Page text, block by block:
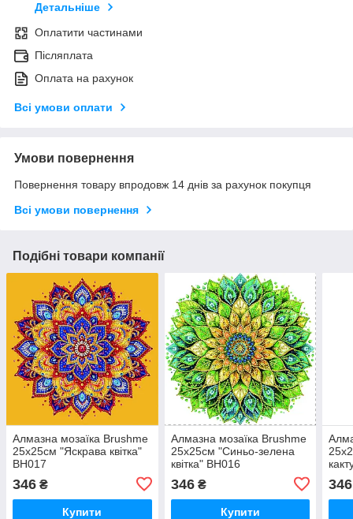
Детальніше
Оплатити частинами
Післяплата
Оплата на рахунок
Всі умови оплати
Умови повернення
Повернення товару впродовж 14 днів за рахунок покупця
Всі умови повернення
Подібні товари компанії
Алмазна мозаїка Brushme
25x25см "Яскрава квітка"
BH017
346 ₴
Купити
Алмазна мозаїка Brushme
25x25см "Синьо-зелена
квітка" BH016
346₴
Купити
346